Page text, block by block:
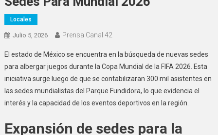
Locales
Julio 5, 2026 Prensa Canal 42
El estado de México se encuentra en la búsqueda de nuevas sedes
para albergar juegos durante la Copa Mundial de la FIFA 2026. Esta
iniciativa surge luego de que se contabilizaran 300 mil asistentes en
las sedes mundialistas del Parque Fundidora, lo que evidencia el
interés y la capacidad de los eventos deportivos en la región.
Expansión de sedes para la